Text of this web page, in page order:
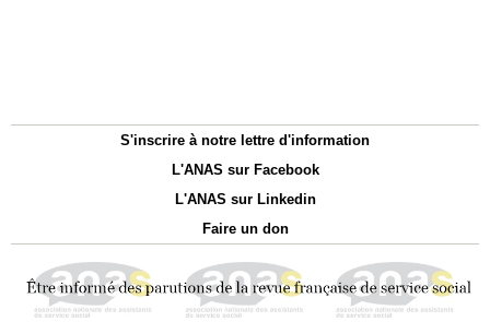
S'inscrire à notre lettre d'information
L'ANAS sur Facebook
L'ANAS sur Linkedin
Faire un don